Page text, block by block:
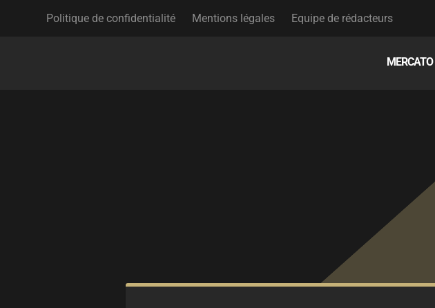
Politique de confidentialité Mentions légales Equipe de rédacteurs
MERCATO